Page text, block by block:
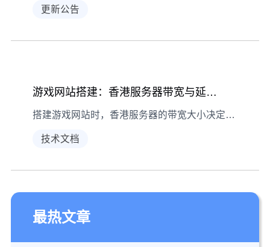
更新公告
游戏网站搭建：香港服务器带宽与延迟怎么选
搭建游戏网站时，香港服务器的带宽大小决定同时承载玩家数，延迟高低直接影响操作流畅度。本文详解带宽选择技巧与延迟测试方法，助你打造更优质的游戏网站。
技术文档
最热文章